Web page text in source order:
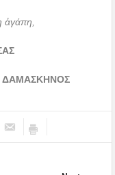
ἀγάπη,
ΔΑΜΑΣΚΗΝΟΣ